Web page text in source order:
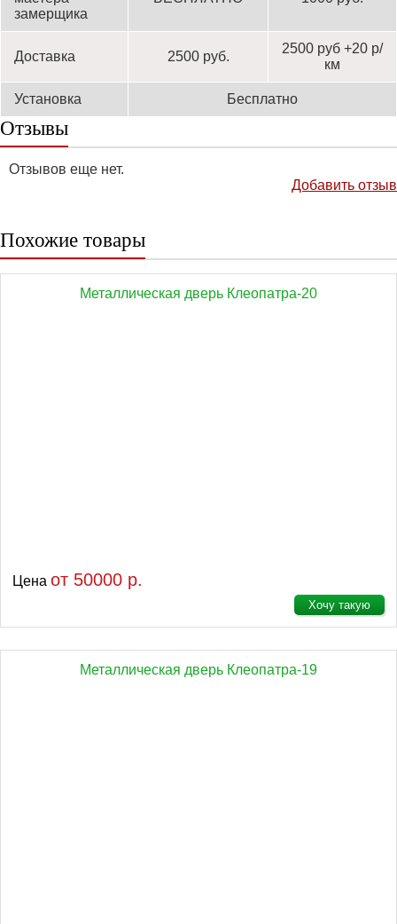
замерщика
Доставка 2500 руб.
2500 руб +20 р/
км
Установка Бесплатно
Отзывы
Отзывов еще нет.
Добавить отзыв
Похожие товары
Металлическая дверь Клеопатра-20
Цена от 50000 р.
Хочу такую
Металлическая дверь Клеопатра-19